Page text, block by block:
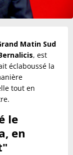
Matin Sud
, est
éclaboussé la
tout en
le
en